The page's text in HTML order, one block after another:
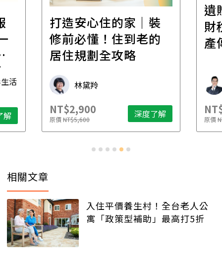
活
解
打造安心住的家｜裝
修前必懂！住到老的
居住規劃全攻略
林黛羚
NT$2,900
原價NT$5,600 深度了解
遺
財
產
原價
相關文章
入住平價養生村！全台老人公
寓「政策型補助」最高打5折